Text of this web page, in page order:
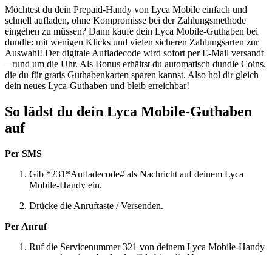
Möchtest du dein Prepaid-Handy von Lyca Mobile einfach und
schnell aufladen, ohne Kompromisse bei der Zahlungsmethode
eingehen zu müssen? Dann kaufe dein Lyca Mobile-Guthaben bei
dundle: mit wenigen Klicks und vielen sicheren Zahlungsarten zur
Auswahl! Der digitale Aufladecode wird sofort per E-Mail versandt
– rund um die Uhr. Als Bonus erhältst du automatisch dundle Coins,
die du für gratis Guthabenkarten sparen kannst. Also hol dir gleich
dein neues Lyca-Guthaben und bleib erreichbar!
So lädst du dein Lyca Mobile-Guthaben
auf
Per SMS
Gib *231*Aufladecode# als Nachricht auf deinem Lyca
Mobile-Handy ein.
Drücke die Anruftaste / Versenden.
Per Anruf
Ruf die Servicenummer 321 von deinem Lyca Mobile-Handy